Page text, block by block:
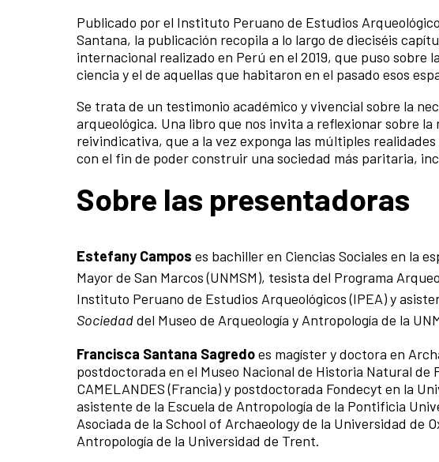
Publicado por el Instituto Peruano de Estudios
Santana, la publicación recopila a lo largo de dieciséis
internacional realizado en Perú en el 2019, que puso sobre
ciencia y el de aquellas que habitaron en el pasado esos
Se trata de un testimonio académico y vivencial sobre la
arqueológica. Una libro que nos invita a reflexionar sobre
reivindicativa, que a la vez exponga las múltiples
con el fin de poder construir una sociedad más paritaria,
Sobre las presentadoras
Estefany Campos es bachiller en Ciencias Sociales en la
Mayor de San Marcos (UNMSM), tesista del Programa
Instituto Peruano de Estudios Arqueológicos (IPEA) y
Sociedaddel Museo de Arqueología y Antropología de la
Francisca Santana Sagredoes magíster y doctora en
postdoctorada en el Museo Nacional de Historia Natural
CAMELANDES (Francia) y postdoctorada Fondecyt en la
asistente de la Escuela de Antropología de la Pontificia
Asociada de la School of Archaeology de la Universidad de
Antropología de la Universidad de Trent.